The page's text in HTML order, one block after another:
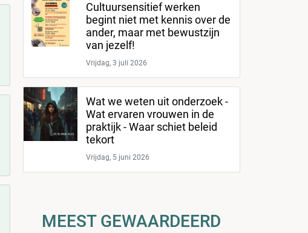
Cultuursensitief werken
begint niet met kennis over de
ander, maar met bewustzijn
van jezelf!
Vrijdag, 3 juli 2026
Wat we weten uit onderzoek -
Wat ervaren vrouwen in de
praktijk - Waar schiet beleid
tekort
Vrijdag, 5 juni 2026
MEEST GEWAARDEERD